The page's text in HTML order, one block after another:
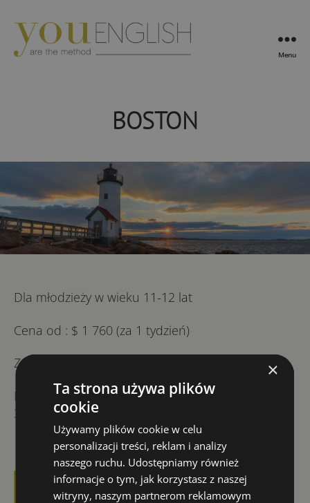
Menu
BOSTON
Dla młodzieży w wieku 11-12 lat
Cena od : $ 1 760 (za 1 tydzień)
Zakwaterowanie: na kampusie uniwersyteckim
Możliwe terminy wyjazdu: między 25.06.2023 a
30.07.2023
CONTACT US
×
Ta strona używa plików
cookie
Używamy plików cookie w celu
personalizacji treści, reklam i analizy
naszego ruchu. Udostępniamy również
informacje o tym, jak korzystasz z naszej
witryny, naszym partnerom reklamowym